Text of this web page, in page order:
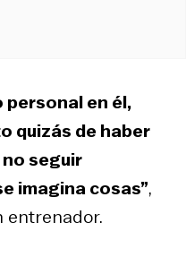
personal en él,
quizás de haber
seguir
imagina cosas”,
entrenador.